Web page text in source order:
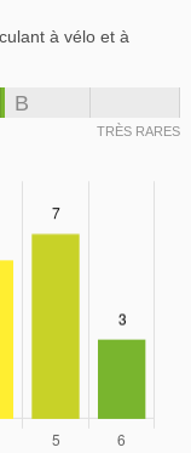
à vélo et à
B
TRÈS RARES